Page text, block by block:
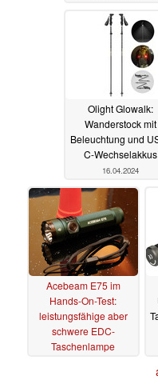
Olight Glowalk:
Wanderstock mit
Beleuchtung und
C-Wechselakkus
16.04.2024
Acebeam E75 im
Hands-On-Test:
leistungsfähige aber
schwere EDC-
Taschenlampe